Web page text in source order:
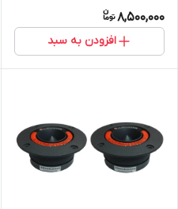
8,500,000
افزودن به سبد